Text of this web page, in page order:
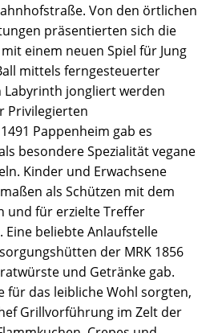
Von den örtlichen
präsentierten sich die
einem neuen Spiel für Jung
mittels ferngesteuerter
Labyrinth jongliert werden
Privilegierten
Pappenheim gab es
besondere Spezialität vegane
Kinder und Erwachsene
als Schützen mit dem
und für erzielte Treffer
beliebte Anlaufstelle
der MRK 1856
und Getränke gab.
für das leibliche Wohl sorgten,
Grillvorführung im Zelt der